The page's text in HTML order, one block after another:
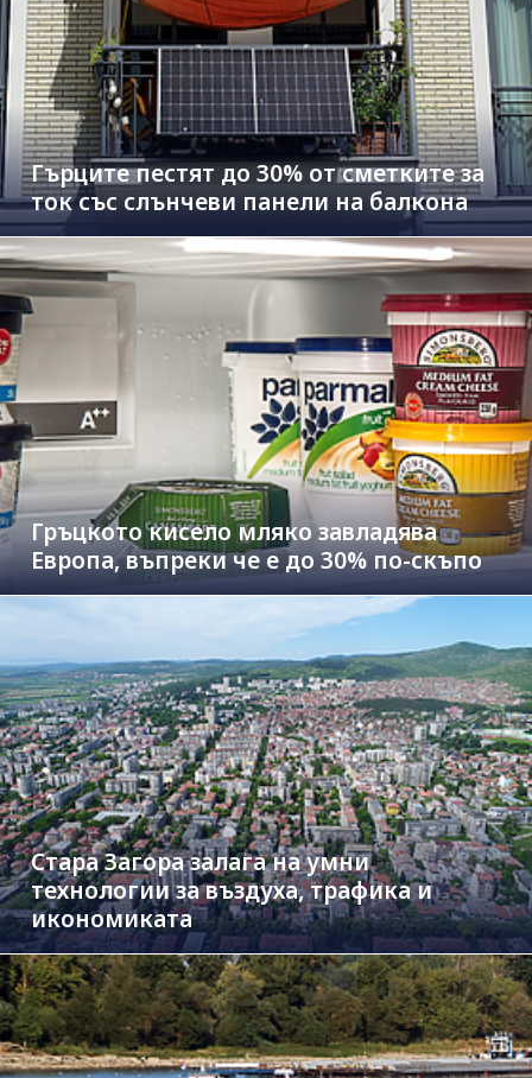
Гърците пестят до 30% от сметките за
ток със слънчеви панели на балкона
Гръцкото кисело мляко завладява
Европа, въпреки че е до 30% по-скъпо
Стара Загора залага на умни
технологии за въздуха, трафика и
икономиката